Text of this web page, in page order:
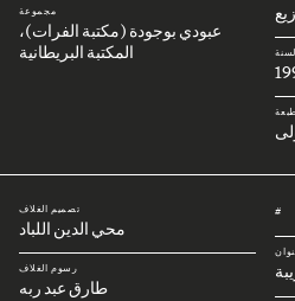
مجموعة
عبودي بوجودة (مكتبة الفرات)،
المكتبة البريطانية
# تصميم الغلاف
محي الدين اللباد
رسوم الغلاف
طارق عبد ربه